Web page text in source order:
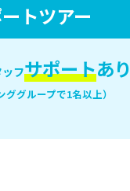
トツアー
フサポートあり
ググループで1名以上）